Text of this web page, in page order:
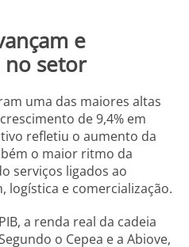
e
no setor
uma das maiores altas
de 9,4% em
refletiu o aumento da
o maior ritmo da
serviços ligados ao
logística e comercialização.
a renda real da cadeia
o Cepea e a Abiove,